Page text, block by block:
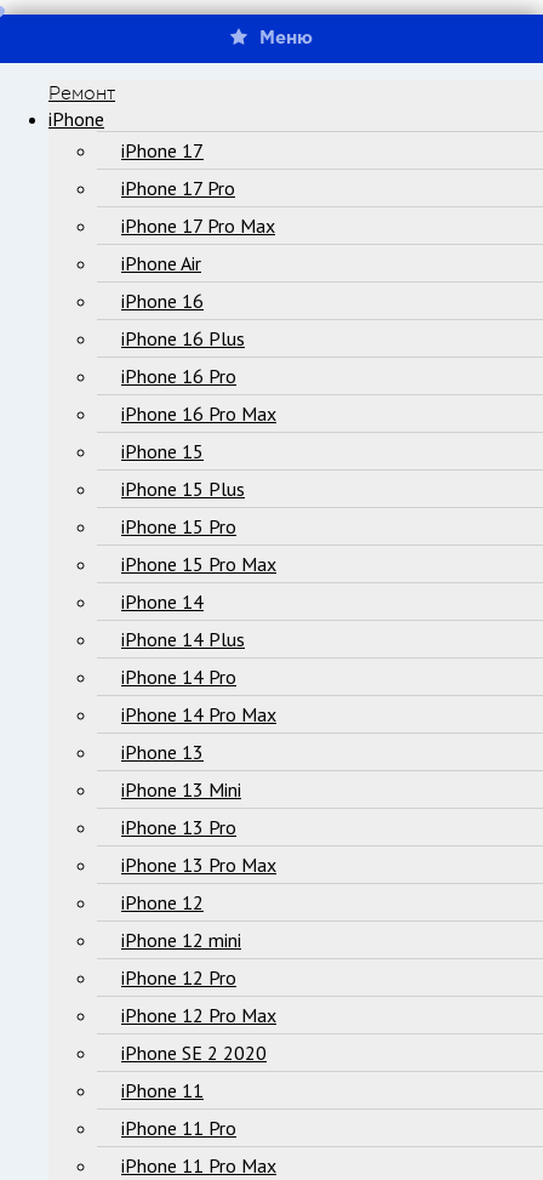
Меню
Ремонт
iPhone
iPhone 17
iPhone 17 Pro
iPhone 17 Pro Max
iPhone Air
iPhone 16
iPhone 16 Plus
iPhone 16 Pro
iPhone 16 Pro Max
iPhone 15
iPhone 15 Plus
iPhone 15 Pro
iPhone 15 Pro Max
iPhone 14
iPhone 14 Plus
iPhone 14 Pro
iPhone 14 Pro Max
iPhone 13
iPhone 13 Mini
iPhone 13 Pro
iPhone 13 Pro Max
iPhone 12
iPhone 12 mini
iPhone 12 Pro
iPhone 12 Pro Max
iPhone SE 2 2020
iPhone 11
iPhone 11 Pro
iPhone 11 Pro Max